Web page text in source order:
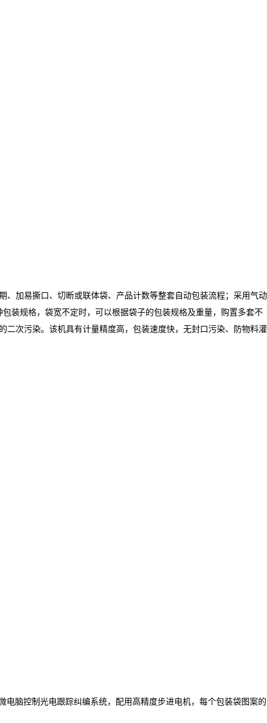
加易撕口、切断或联体袋、产品计数等整套自动包装流程；采用气动
装规格，袋宽不定时，可以根据袋子的包装规格及重量，购置多套不
二次污染。该机具有计量精度高，包装速度快，无封口污染、防物料灌
脑控制光电跟踪纠编系统，配用高精度步进电机，每个包装袋图案的